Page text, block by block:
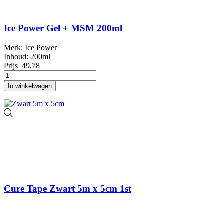
Ice Power Gel + MSM 200ml
Merk: Ice Power
Inhoud: 200ml
Prijs 49,78
In winkelwagen
Cure Tape Zwart 5m x 5cm 1st